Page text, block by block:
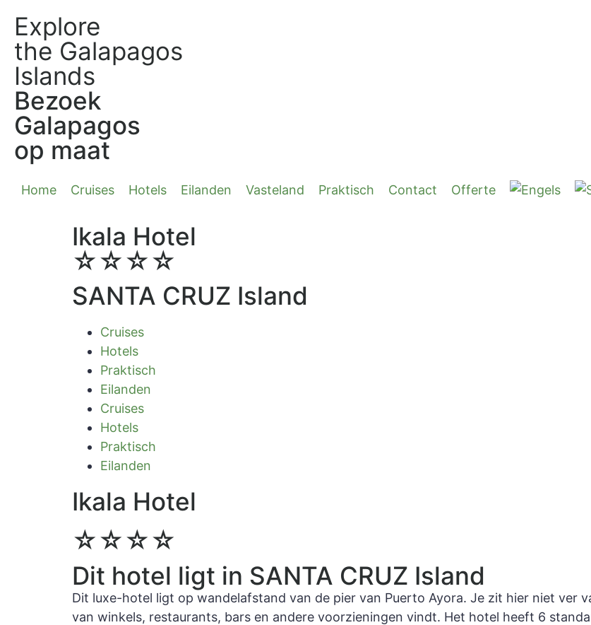
Explore
the Galapagos
Islands
Bezoek
Galapagos
op maat
Home Cruises Hotels Eilanden Vasteland Praktisch Contact Offerte
Ikala Hotel
☆☆☆☆
SANTA CRUZ Island
Cruises
Hotels
Praktisch
Eilanden
Cruises
Hotels
Praktisch
Eilanden
Ikala Hotel
☆☆☆☆
Dit hotel ligt in SANTA CRUZ Island
Dit luxe-hotel ligt op wandelafstand van de pier van Puerto Ayora. Je zit hier niet ver
van winkels, restaurants, bars en andere voorzieningen vindt. Het hotel heeft 6